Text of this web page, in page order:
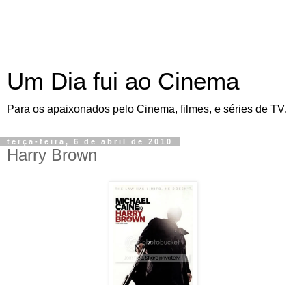
Um Dia fui ao Cinema
Para os apaixonados pelo Cinema, filmes, e séries de TV.
terça-feira, 6 de abril de 2010
Harry Brown